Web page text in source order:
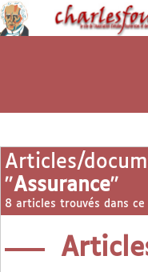
Articles/
"Assurance"
8 articles trouvés dans ce